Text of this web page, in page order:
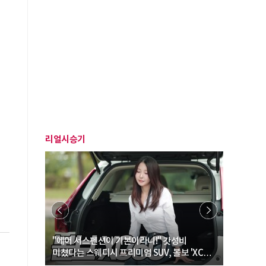
리얼시승기
"에어 서스펜션이 기본이라니!" 갓성비
미쳤다는 스웨디시 프리미엄 SUV, 볼보 'XC60